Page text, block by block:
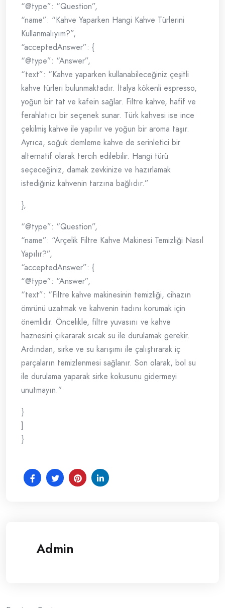
“@type”: “Question”,
“name”: “Kahve Yaparken Hangi Kahve Türlerini
Kullanmalıyım?”,
“acceptedAnswer”: {
“@type”: “Answer”,
“text”: “Kahve yaparken kullanabileceğiniz çeşitli
kahve türleri bulunmaktadır. İtalya kökenli espresso,
yoğun bir tat ve kafein sağlar. Filtre kahve, hafif ve
ferahlatıcı bir seçenek sunar. Türk kahvesi ise ince
çekilmiş kahve ile yapılır ve yoğun bir aroma taşır.
Ayrıca, soğuk demleme kahve de serinletici bir
alternatif olarak tercih edilebilir. Hangi türü
seçeceğiniz, damak zevkinize ve hazırlamak
istediğiniz kahvenin tarzına bağlıdır.”
},
“@type”: “Question”,
“name”: “Arçelik Filtre Kahve Makinesi Temizliği Nasıl
Yapılır?”,
“acceptedAnswer”: {
“@type”: “Answer”,
“text”: “Filtre kahve makinesinin temizliği, cihazın
ömrünü uzatmak ve kahvenin tadını korumak için
önemlidir. Öncelikle, filtre yuvasını ve kahve
haznesini çıkararak sıcak su ile durulamak gerekir.
Ardından, sirke ve su karışımı ile çalıştırarak iç
parçaların temizlenmesi sağlanır. Son olarak, bol su
ile durulama yaparak sirke kokusunu gidermeyi
unutmayın.”
}
]
}
Admin